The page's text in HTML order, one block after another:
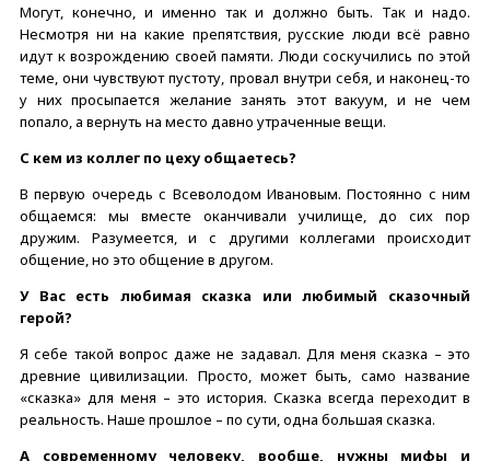
Могут, конечно, и именно так и должно быть. Так и надо.
Несмотря ни на какие препятствия, русские люди всё равно
идут к возрождению своей памяти. Люди соскучились по этой
теме, они чувствуют пустоту, провал внутри себя, и наконец-то
у них просыпается желание занять этот вакуум, и не чем
попало, а вернуть на место давно утраченные вещи.
С кем из коллег по цеху общаетесь?
В первую очередь с Всеволодом Ивановым. Постоянно с ним
общаемся: мы вместе оканчивали училище, до сих пор
дружим. Разумеется, и с другими коллегами происходит
общение, но это общение в другом.
У Вас есть любимая сказка или любимый сказочный
герой?
Я себе такой вопрос даже не задавал. Для меня сказка – это
древние цивилизации. Просто, может быть, само название
«сказка» для меня – это история. Сказка всегда переходит в
реальность. Наше прошлое – по сути, одна большая сказка.
А современному человеку, вообще, нужны мифы и